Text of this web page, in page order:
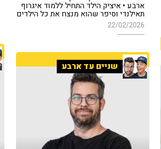
ארבע • איציק הילד התחיל ללמוד איגרוף
תאילנדי וסיפר שהוא מנצח את כל הילדים
22/02/2026
שניים עד ארבע